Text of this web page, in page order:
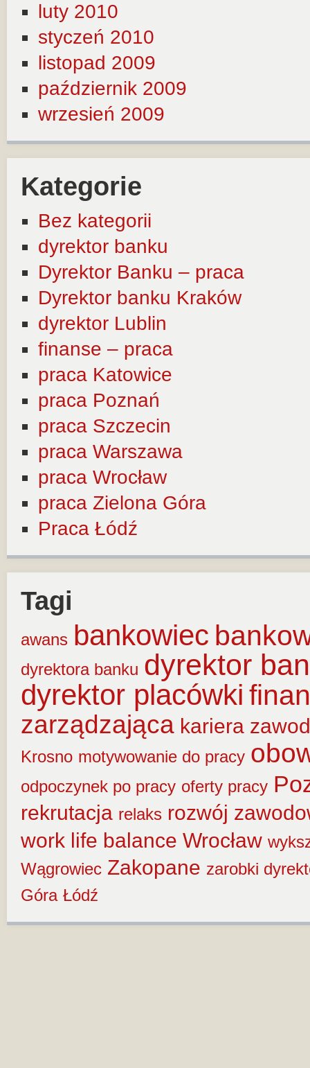
luty 2010
styczeń 2010
listopad 2009
październik 2009
wrzesień 2009
Kategorie
Bez kategorii
dyrektor banku
Dyrektor Banku – praca
Dyrektor banku Kraków
dyrektor Lublin
finanse – praca
praca Katowice
praca Poznań
praca Szczecin
praca Warszawa
praca Wrocław
praca Zielona Góra
Praca Łódź
Tagi
awans bankowiec
dyrektora banku dyrektor
dyrektor placówki
zarządzająca kariera
Krosno motywowanie do pracy
odpoczynek po pracy oferty pracy
rekrutacja relaks rozwój
work life balance Wrocław
Wągrowiec Zakopane zarobki
Góra Łódź